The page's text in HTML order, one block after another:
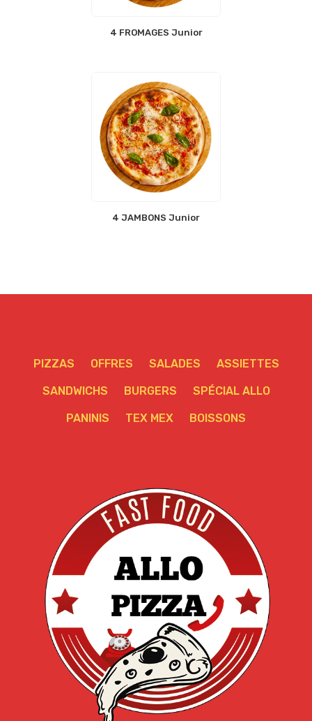
4 FROMAGES Junior
4 JAMBONS Junior
PIZZAS OFFRES SALADES ASSIETTES
SANDWICHS BURGERS SPÉCIAL ALLO
PANINIS TEX MEX BOISSONS